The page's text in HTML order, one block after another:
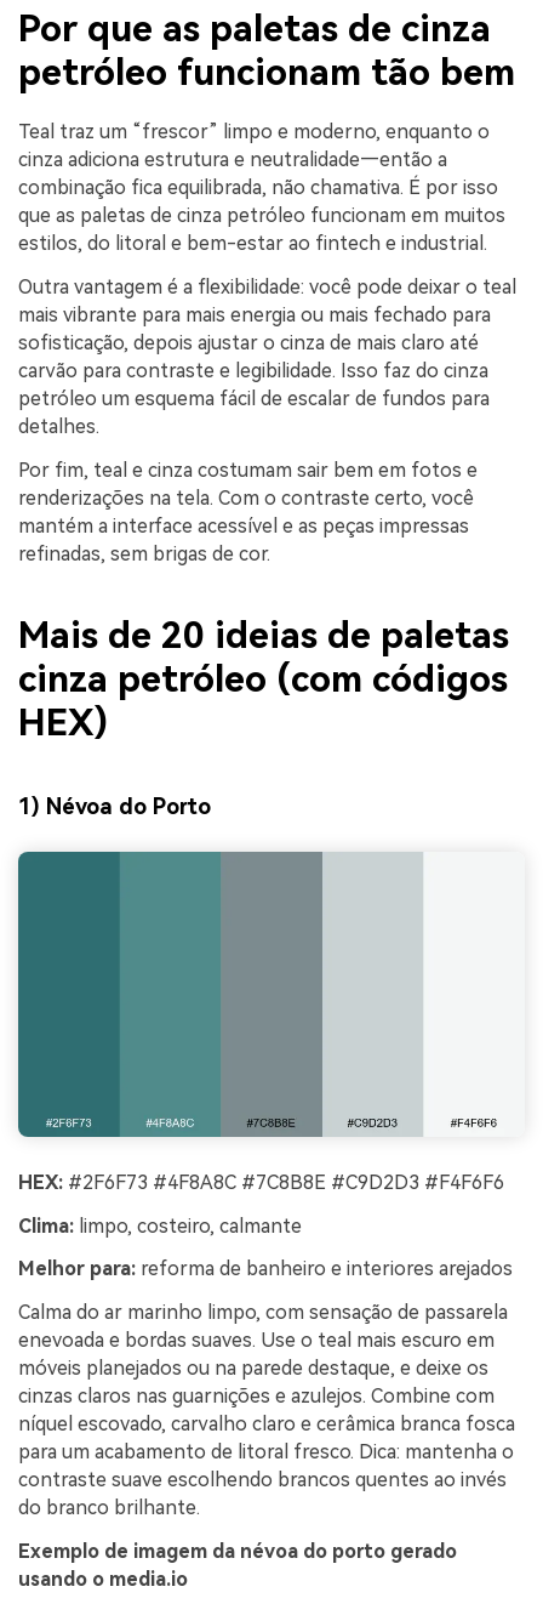
Por que as paletas de cinza
petróleo funcionam tão bem
Teal traz um “frescor” limpo e moderno, enquanto o
cinza adiciona estrutura e neutralidade—então a
combinação fica equilibrada, não chamativa. É por isso
que as paletas de cinza petróleo funcionam em muitos
estilos, do litoral e bem-estar ao fintech e industrial.
Outra vantagem é a flexibilidade: você pode deixar o teal
mais vibrante para mais energia ou mais fechado para
sofisticação, depois ajustar o cinza de mais claro até
carvão para contraste e legibilidade. Isso faz do cinza
petróleo um esquema fácil de escalar de fundos para
detalhes.
Por fim, teal e cinza costumam sair bem em fotos e
renderizações na tela. Com o contraste certo, você
mantém a interface acessível e as peças impressas
refinadas, sem brigas de cor.
Mais de 20 ideias de paletas
cinza petróleo (com códigos
HEX)
1) Névoa do Porto
HEX: #2F6F73 #4F8A8C #7C8B8E #C9D2D3 #F4F6F6
Clima: limpo, costeiro, calmante
Melhor para: reforma de banheiro e interiores arejados
Calma do ar marinho limpo, com sensação de passarela
enevoada e bordas suaves. Use o teal mais escuro em
móveis planejados ou na parede destaque, e deixe os
cinzas claros nas guarnições e azulejos. Combine com
níquel escovado, carvalho claro e cerâmica branca fosca
para um acabamento de litoral fresco. Dica: mantenha o
contraste suave escolhendo brancos quentes ao invés
do branco brilhante.
Exemplo de imagem da névoa do porto gerado
usando o media.io